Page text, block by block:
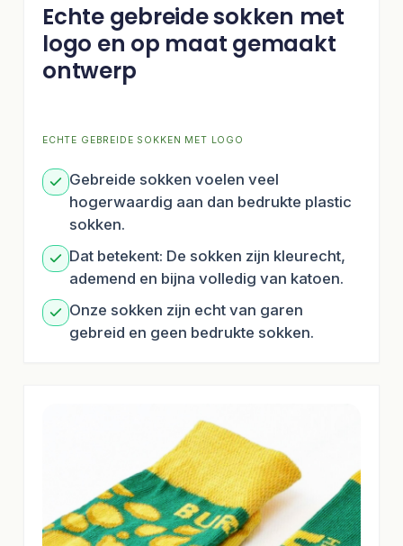
Echte gebreide sokken met
logo en op maat gemaakt
ontwerp
ECHTE GEBREIDE SOKKEN MET LOGO
Gebreide sokken voelen veel
hogerwaardig aan dan bedrukte plastic
sokken.
Dat betekent: De sokken zijn kleurecht,
ademend en bijna volledig van katoen.
Onze sokken zijn echt van garen
gebreid en geen bedrukte sokken.